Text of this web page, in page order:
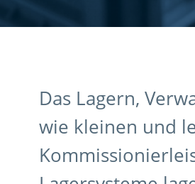
Das Lagern,
wie kleinen und